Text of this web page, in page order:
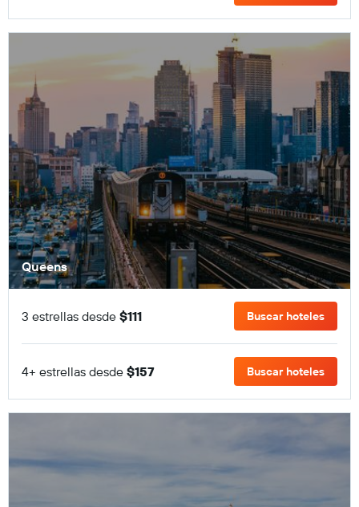
Queens
3 estrellas desde $111 Buscar hoteles
4+ estrellas desde $157 Buscar hoteles